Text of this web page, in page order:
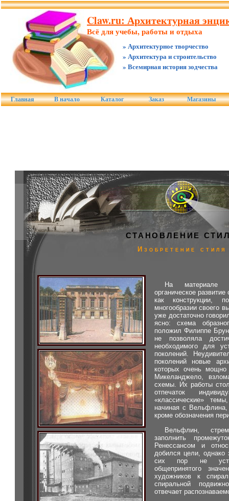
Claw.ru: Архитектурная
Всё для учебы, работы и отдыха
» Архитектурное творчество
» Архитектура и строительство
» Всемирная история зодчества
Главная В начало Каталог Заказ Магазины
СТАНОВЛЕНИЕ
Изобретение стиля
На материале
органическое
как конструкции,
многообразии своего
уже достаточно
ясно: схема
положил Филиппе
не позволяла
необходимого для
поколений.
поколений новые
которых очень мощно
Микеланджело,
схемы. Их работы
отпечаток
«классические»
начиная с Вельфлина,
кроме обозначения
Вельфлин,
заполнить
Ренессансом и
добился цели, однако
сих пор не
общепринятого
художников к
спиральной
отвечает